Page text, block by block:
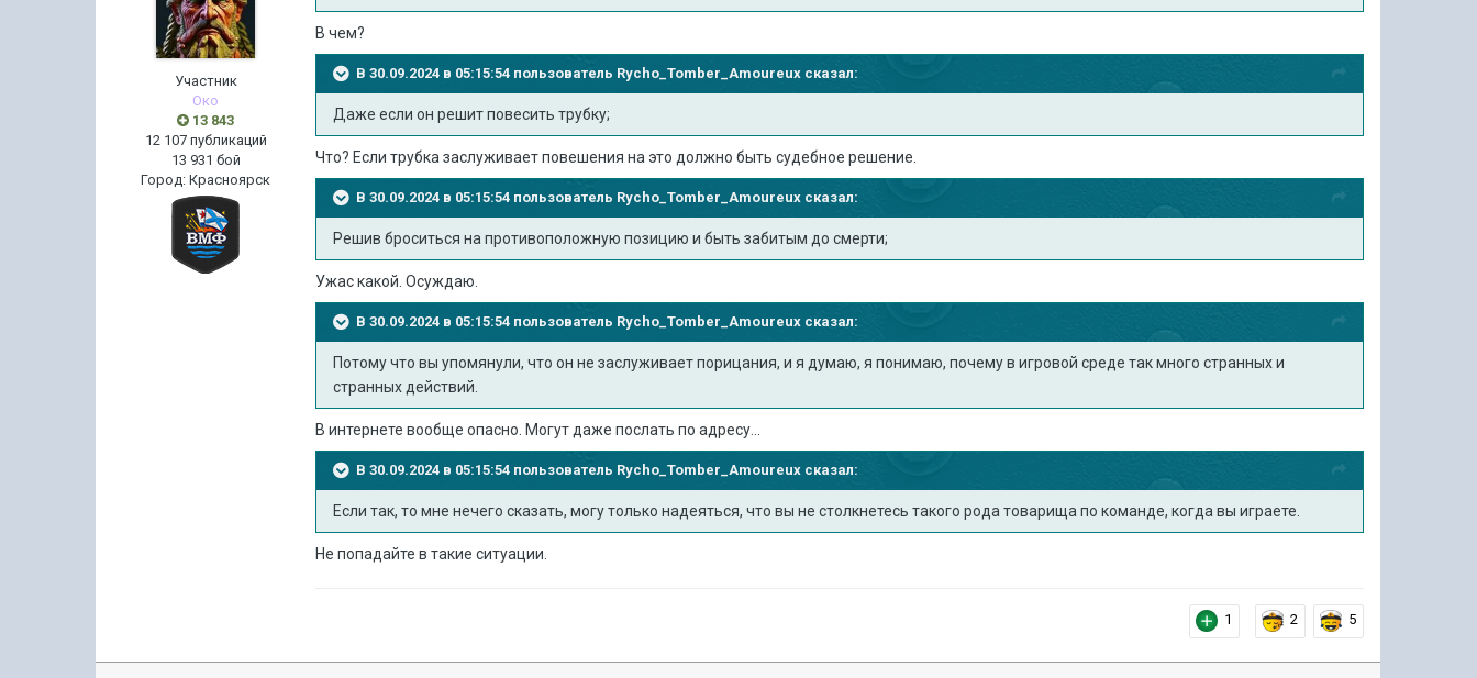
Участник
Око
13 843
12 107 публикаций
13 931 бой
Город:Красноярск
В чем?
В 30.09.2024 в 05:15:54 пользователь Rycho_Tomber_Amoureux сказал:
Даже если он решит повесить трубку;
Что? Если трубка заслуживает повешения на это должно быть судебное решение.
В 30.09.2024 в 05:15:54 пользователь Rycho_Tomber_Amoureux сказал:
Решив броситься на противоположную позицию и быть забитым до смерти;
Ужас какой. Осуждаю.
В 30.09.2024 в 05:15:54 пользователь Rycho_Tomber_Amoureux сказал:
Потому что вы упомянули, что он не заслуживает порицания,и я думаю, я понимаю, почему в игровой среде так много странных и
странных действий.
В интернете вообще опасно. Могут даже послать по адресу...
В 30.09.2024 в 05:15:54 пользователь Rycho_Tomber_Amoureux сказал:
Если так, то мне нечего сказать, могу только надеяться, что вы не столкнетесь такого рода товарища по команде, когда вы играете.
Не попадайте в такие ситуации.
1 2 5